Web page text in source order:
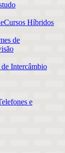
Cursos Híbridos
de
de Intercâmbio
e